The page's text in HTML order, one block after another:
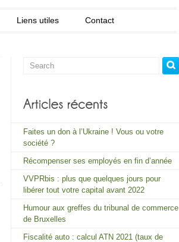
Liens utiles Contact
Faites un don à l’Ukraine ! Vous ou votre
société ?
Récompenser ses employés en fin d’année
VVPRbis : plus que quelques jours pour
libérer tout votre capital avant 2022
Humour aux greffes du tribunal de commerce
de Bruxelles
Fiscalité auto : calcul ATN 2021 (taux de